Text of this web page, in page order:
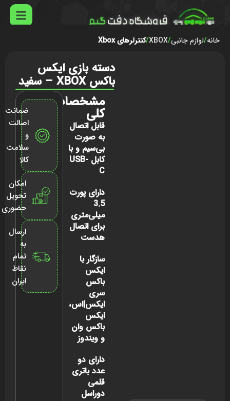
خانه لوازم جانبی XBOX کنترلرهای Xbox
دسته بازی ایکس‌
باکس XBOX – سفید
مشخصات
کلی
قابل اتصال
به صورت
بی‌سیم و با
کابل USB-
C
دارای پورت
3.5
میلی‌متری
برای اتصال
هدست
سازگار با
ایکس
باکس
سری
ایکس|اس،
ایکس
باکس وان
و ویندوز
دارای دو
عدد باتری
قلمی
دوراسل
ضمانت
اصالت
و
سلامت
کالا
امکان
تحویل
حضوری
ارسال
به
تمام
نقاط
ایران